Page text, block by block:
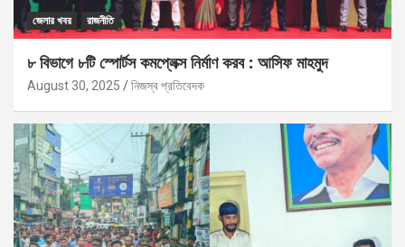
জেলার খবর রাজনীতি
৮ বিভাগে ৮টি স্পোর্টস কমপ্লেক্স নির্মাণ করব : আসিফ মাহমুদ
August 30, 2025 নিজস্ব প্রতিবেদক